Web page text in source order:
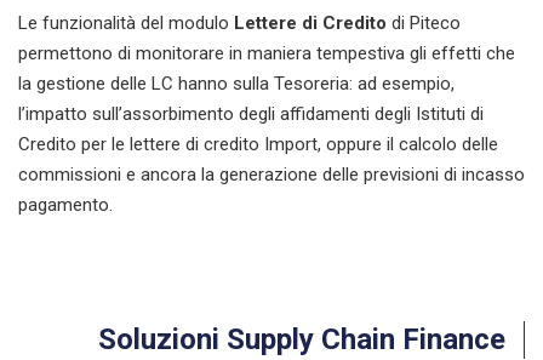
Le funzionalità del modulo Lettere di Credito di Piteco
permettono di monitorare in maniera tempestiva gli effetti che
la gestione delle LC hanno sulla Tesoreria: ad esempio,
l’impatto sull’assorbimento degli affidamenti degli Istituti di
Credito per le lettere di credito Import, oppure il calcolo delle
commissioni e ancora la generazione delle previsioni di incasso
pagamento.
Soluzioni Supply Chain Finance